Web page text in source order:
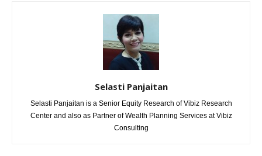
Selasti Panjaitan
Selasti Panjaitan is a Senior Equity Research of Vibiz Research
Center and also as Partner of Wealth Planning Services at Vibiz
Consulting